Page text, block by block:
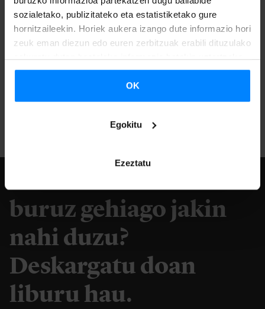
sozialetako, publizitateko eta estatistiketako gure
hornitzaileekin. Horiek aukera izango dute informazio hori
zeuk eman diezun edo euren zerbitzuak erabili dituzulako
eskuratu duten bestelako informazio batekin uztartzeko.
OK
Egokitu
Ezeztatu
buruz gehiago jakin
nahi duzu?
Deskargatu doan
liburu hau.